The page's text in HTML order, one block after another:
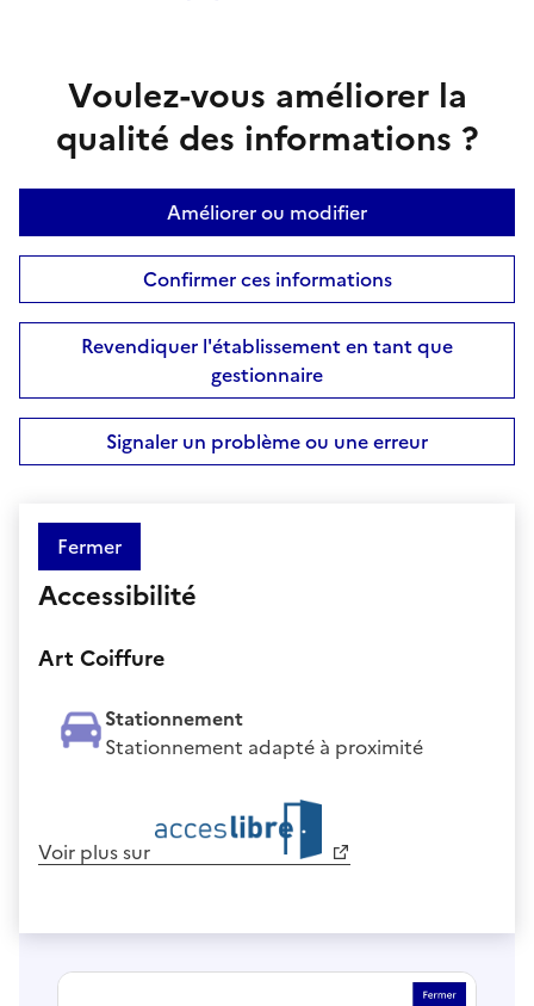
Voulez-vous améliorer la
qualité des informations ?
Améliorer ou modifier
Confirmer ces informations
Revendiquer l'établissement en tant que
gestionnaire
Signaler un problème ou une erreur
Fermer
Accessibilité
Art Coiffure
Stationnement
Stationnement adapté à proximité
Voir plus sur